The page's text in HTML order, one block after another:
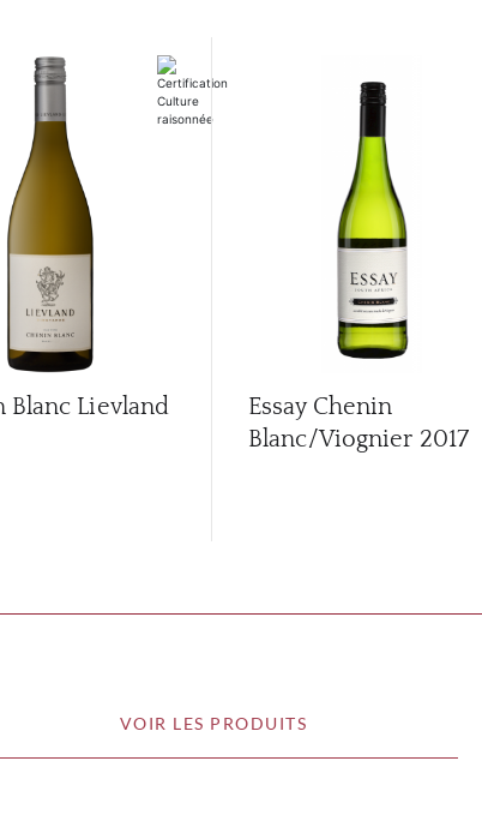
Blanc Lievland
Essay Chenin
Blanc/Viognier 2017
VOIR LES PRODUITS